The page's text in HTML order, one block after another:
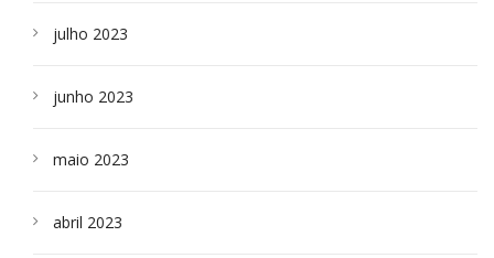
julho 2023
junho 2023
maio 2023
abril 2023